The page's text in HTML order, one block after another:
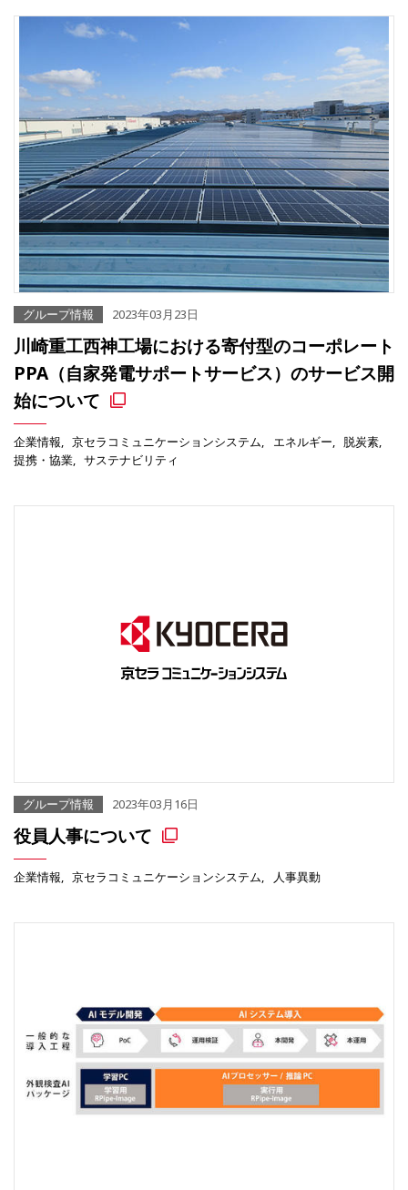
グループ情報 2023年03月23日
川崎重工西神工場における寄付型のコーポレート
PPA（自家発電サポートサービス）のサービス開
始について
企業情報 京セラコミュニケーションシステム エネルギー
脱炭素
提携・協業
サステナビリティ
グループ情報 2023年03月16日
役員人事について
企業情報 京セラコミュニケーションシステム 人事異動